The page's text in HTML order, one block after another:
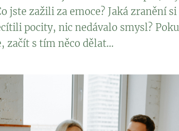
jste zažili za emoce? Jaká zranění
pocity, nic nedávalo smysl?
začít s tím něco dělat...